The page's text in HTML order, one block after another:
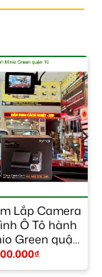
Lắp Camera
Ô Tô hành
Green quận
Nhanh Trong
Ngày
₫